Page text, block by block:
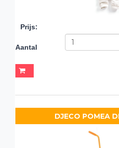
Prijs:
Aantal
DJECO POMEA